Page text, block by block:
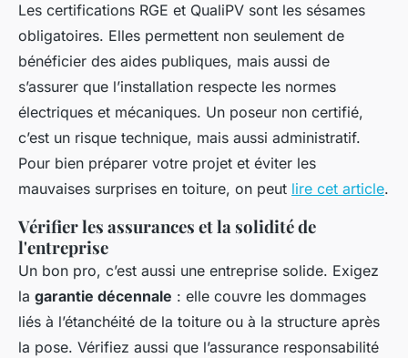
Les certifications RGE et QualiPV sont les sésames
obligatoires. Elles permettent non seulement de
bénéficier des aides publiques, mais aussi de
s’assurer que l’installation respecte les normes
électriques et mécaniques. Un poseur non certifié,
c’est un risque technique, mais aussi administratif.
Pour bien préparer votre projet et éviter les
mauvaises surprises en toiture, on peut lire cet article.
Vérifier les assurances et la solidité de
l'entreprise
Un bon pro, c’est aussi une entreprise solide. Exigez
la garantie décennale : elle couvre les dommages
liés à l’étanchéité de la toiture ou à la structure après
la pose. Vérifiez aussi que l’assurance responsabilité